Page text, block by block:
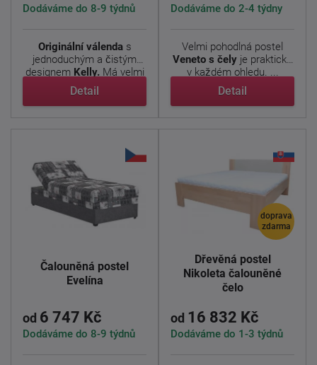
Dodáváme do 8-9 týdnů
Originální válendas
jednoduchým a čistým
designem Kelly. Má velmi
...
Detail
Dodáváme do 2-4 týdny
Velmi pohodlná postel
Veneto s čely je praktická
v každém ohledu. ...
Detail
Čalouněná postel
Evelína
od 6 747 Kč
Dodáváme do 8-9 týdnů
doprava
zdarma
Dřevěná postel
Nikoleta čalouněné
čelo
od 16 832 Kč
Dodáváme do 1-3 týdnů